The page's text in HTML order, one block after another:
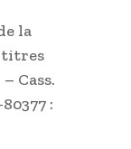
la
titres
Cass.
: